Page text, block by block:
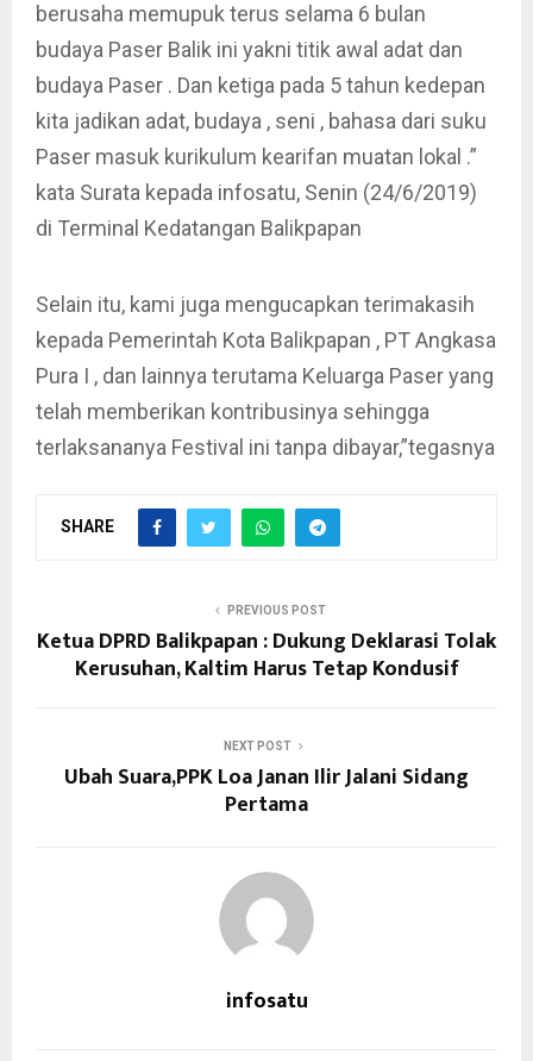
berusaha memupuk terus selama 6 bulan
budaya Paser Balik ini yakni titik awal adat dan
budaya Paser . Dan ketiga pada 5 tahun kedepan
kita jadikan adat, budaya , seni , bahasa dari suku
Paser masuk kurikulum kearifan muatan lokal .”
kata Surata kepada infosatu, Senin (24/6/2019)
di Terminal Kedatangan Balikpapan
Selain itu, kami juga mengucapkan terimakasih
kepada Pemerintah Kota Balikpapan , PT Angkasa
Pura I , dan lainnya terutama Keluarga Paser yang
telah memberikan kontribusinya sehingga
terlaksananya Festival ini tanpa dibayar,”tegasnya
SHARE
PREVIOUS POST
Ketua DPRD Balikpapan : Dukung Deklarasi Tolak
Kerusuhan, Kaltim Harus Tetap Kondusif
NEXT POST
Ubah Suara,PPK Loa Janan Ilir Jalani Sidang
Pertama
infosatu